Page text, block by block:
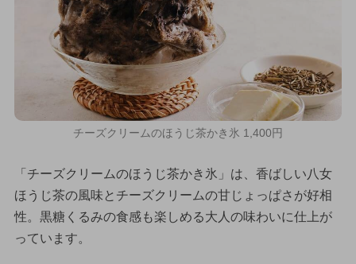
チーズクリームのほうじ茶かき氷 1,400円
「チーズクリームのほうじ茶かき氷」は、香ばしい八女
ほうじ茶の風味とチーズクリームの甘じょっぱさが好相
性。黒糖くるみの食感も楽しめる大人の味わいに仕上が
っています。